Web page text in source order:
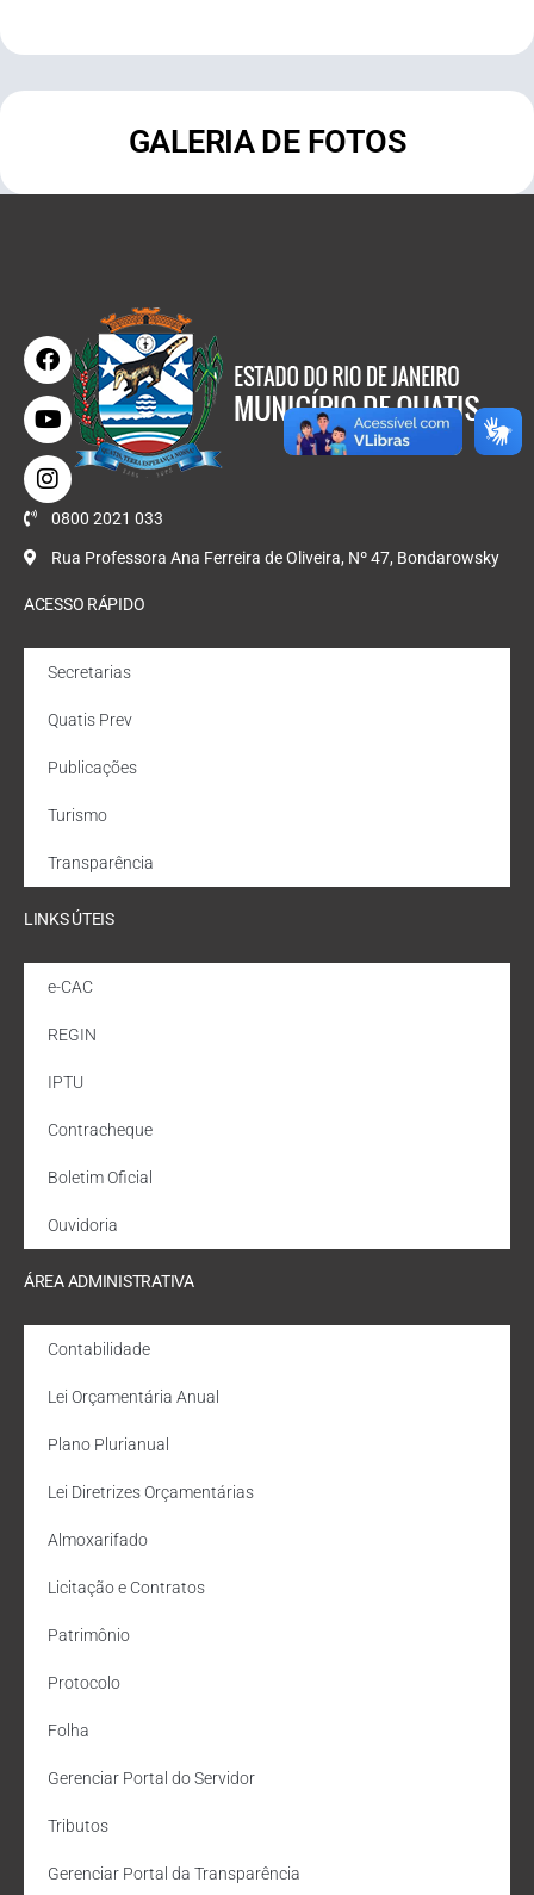
GALERIA DE FOTOS
0800 2021 033
Rua Professora Ana Ferreira de Oliveira, Nº 47, Bondarowsky
ACESSO RÁPIDO
Secretarias
Quatis Prev
Publicações
Turismo
Transparência
LINKS ÚTEIS
e-CAC
REGIN
IPTU
Contracheque
Boletim Oficial
Ouvidoria
ÁREA ADMINISTRATIVA
Contabilidade
Lei Orçamentária Anual
Plano Plurianual
Lei Diretrizes Orçamentárias
Almoxarifado
Licitação e Contratos
Patrimônio
Protocolo
Folha
Gerenciar Portal do Servidor
Tributos
Gerenciar Portal da Transparência